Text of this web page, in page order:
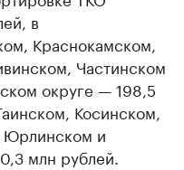
в
Краснокамском,
Частинском
округе — 198,5
Косинском,
Юрлинском и
млн рублей.